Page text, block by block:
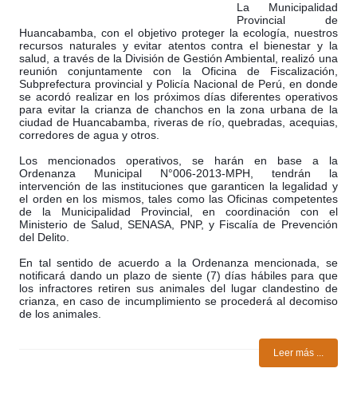
La Municipalidad
Provincial de
Huancabamba, con el objetivo proteger la ecología, nuestros
recursos naturales y evitar atentos contra el bienestar y la
salud, a través de la División de Gestión Ambiental, realizó una
reunión conjuntamente con la Oficina de Fiscalización,
Subprefectura provincial y Policía Nacional de Perú, en donde
se acordó realizar en los próximos días diferentes operativos
para evitar la crianza de chanchos en la zona urbana de la
ciudad de Huancabamba, riveras de río, quebradas, acequias,
corredores de agua y otros.
Los mencionados operativos, se harán en base a la
Ordenanza Municipal N°006-2013-MPH, tendrán la
intervención de las instituciones que garanticen la legalidad y
el orden en los mismos, tales como las Oficinas competentes
de la Municipalidad Provincial, en coordinación con el
Ministerio de Salud, SENASA, PNP, y Fiscalía de Prevención
del Delito.
En tal sentido de acuerdo a la Ordenanza mencionada, se
notificará dando un plazo de siente (7) días hábiles para que
los infractores retiren sus animales del lugar clandestino de
crianza, en caso de incumplimiento se procederá al decomiso
de los animales.
Leer más ...